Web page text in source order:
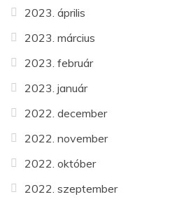
2023. április
2023. március
2023. február
2023. január
2022. december
2022. november
2022. október
2022. szeptember